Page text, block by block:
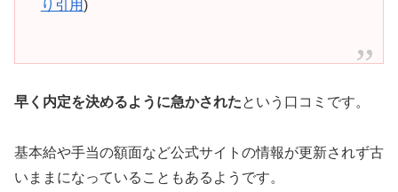
り引用)
早く内定を決めるように急かされたという口コミです。
基本給や手当の額面など公式サイトの情報が更新されず古
いままになっていることもあるようです。